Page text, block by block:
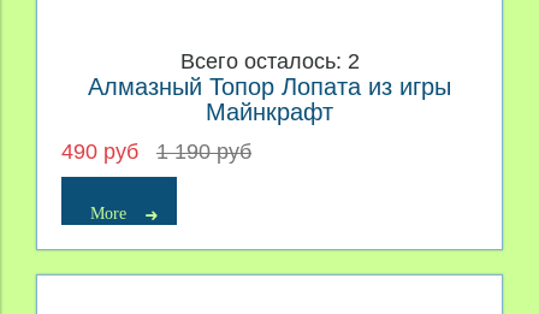
Всего осталось: 2
Алмазный Топор Лопата из игры
Майнкрафт
490 руб 1 190 руб
More